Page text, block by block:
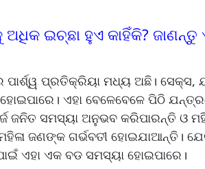
ଇଚ୍ଛା ହୁଏ କାହିଁକି? ଜାଣନ୍ତୁ
ପ୍ରତିକ୍ରିୟା ମଧ୍ୟ ଅଛି। ସେକ୍ସ,
ଏହା ବେଳେବେଳେ ପିଠି
ଜନିତ ସମସ୍ୟା ଅନୁଭବ କରିପାରନ୍ତି ଓ
ଜଣଙ୍କ ଗର୍ଭବତୀ ହୋଇଯାଆନ୍ତି।
ଏହା ଏକ ବଡ ସମସ୍ୟା ହୋଇପାରେ।